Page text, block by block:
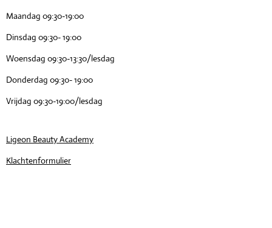
Maandag 09:30-19:00
Dinsdag 09:30- 19:00
Woensdag 09:30-13:30/lesdag
Donderdag 09:30- 19:00
Vrijdag 09:30-19:00/lesdag
Ligeon Beauty Academy
Klachtenformulier